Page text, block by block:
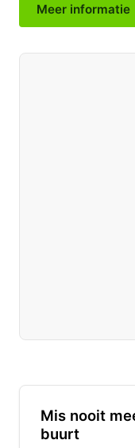
Meer informatie
Mis nooit
buurt